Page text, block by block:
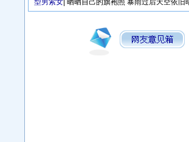
型男索女 晒晒自己的旗袍照 暴雨过后天空依旧